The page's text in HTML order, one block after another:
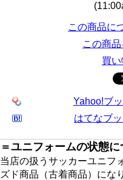
この商品に
この商
買
Yahoo!ブ
はてなブ
＝ユニフォームの状態に
当店の扱うサッカーユニフ
ズド商品（古着商品）にな